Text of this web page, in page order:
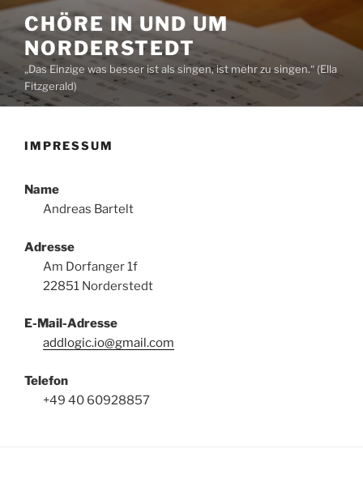
Zum
Inhalt
springen
CHÖRE IN UND UM
NORDERSTEDT
„Das Einzige was besser ist als singen, ist mehr zu singen.“ (Ella
Fitzgerald)
IMPRESSUM
Name
Andreas Bartelt
Adresse
Am Dorfanger 1f
22851 Norderstedt
E-Mail-Adresse
addlogic.io@gmail.com
Telefon
+49 40 60928857